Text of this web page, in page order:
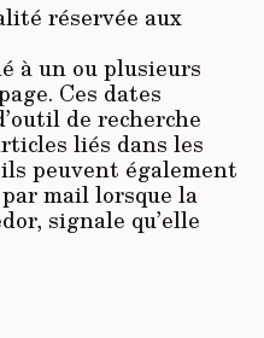
réservée aux
à un ou plusieurs
Ces dates
de recherche
liés dans les
peuvent également
mail lorsque la
signale qu’elle